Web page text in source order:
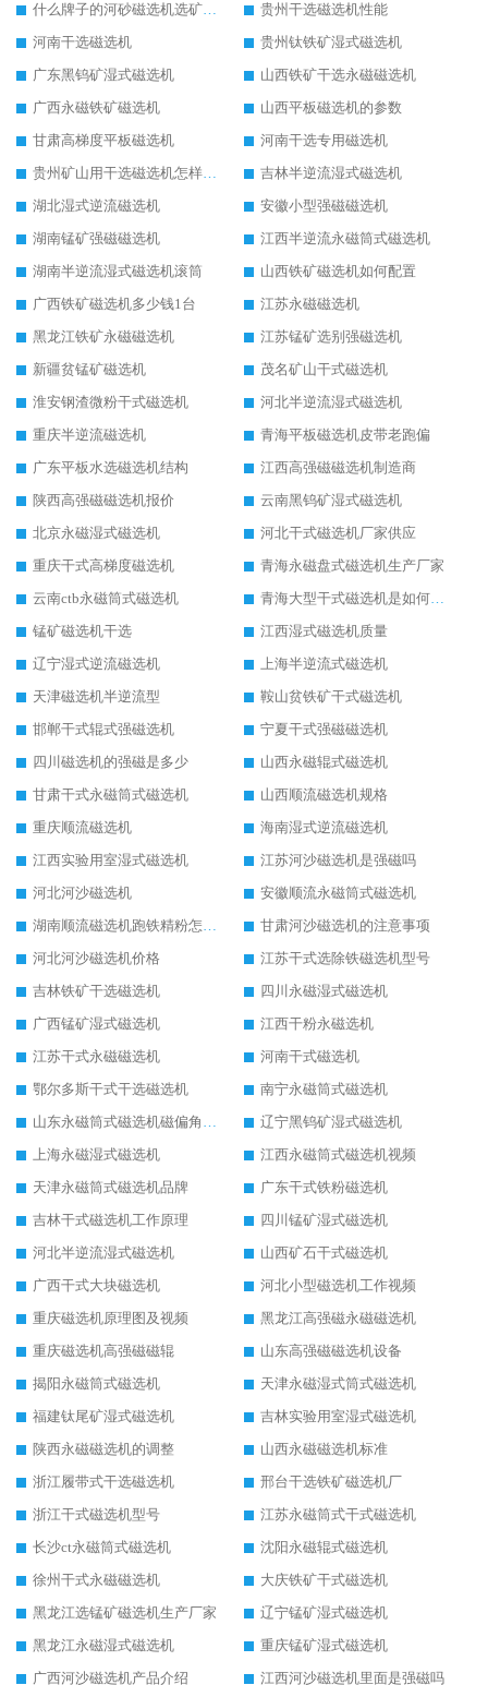
什么牌子的河砂磁选机选矿效果好
贵州干选磁选机性能
河南干选磁选机
贵州钛铁矿湿式磁选机
广东黑钨矿湿式磁选机
山西铁矿干选永磁磁选机
广西永磁铁矿磁选机
山西平板磁选机的参数
甘肃高梯度平板磁选机
河南干选专用磁选机
贵州矿山用干选磁选机怎样调磁
吉林半逆流湿式磁选机
湖北湿式逆流磁选机
安徽小型强磁磁选机
湖南锰矿强磁磁选机
江西半逆流永磁筒式磁选机
湖南半逆流湿式磁选机滚筒
山西铁矿磁选机如何配置
广西铁矿磁选机多少钱1台
江苏永磁磁选机
黑龙江铁矿永磁磁选机
江苏锰矿选别强磁选机
新疆贫锰矿磁选机
茂名矿山干式磁选机
淮安钢渣微粉干式磁选机
河北半逆流湿式磁选机
重庆半逆流磁选机
青海平板磁选机皮带老跑偏
广东平板水选磁选机结构
江西高强磁磁选机制造商
陕西高强磁磁选机报价
云南黑钨矿湿式磁选机
北京永磁湿式磁选机
河北干式磁选机厂家供应
重庆干式高梯度磁选机
青海永磁盘式磁选机生产厂家
云南ctb永磁筒式磁选机
青海大型干式磁选机是如何选矿的
锰矿磁选机干选
江西湿式磁选机质量
辽宁湿式逆流磁选机
上海半逆流式磁选机
天津磁选机半逆流型
鞍山贫铁矿干式磁选机
邯郸干式辊式强磁选机
宁夏干式强磁磁选机
四川磁选机的强磁是多少
山西永磁辊式磁选机
甘肃干式永磁筒式磁选机
山西顺流磁选机规格
重庆顺流磁选机
海南湿式逆流磁选机
江西实验用室湿式磁选机
江苏河沙磁选机是强磁吗
河北河沙磁选机
安徽顺流永磁筒式磁选机
湖南顺流磁选机跑铁精粉怎么处理
甘肃河沙磁选机的注意事项
河北河沙磁选机价格
江苏干式选除铁磁选机型号
吉林铁矿干选磁选机
四川永磁湿式磁选机
广西锰矿湿式磁选机
江西干粉永磁选机
江苏干式永磁磁选机
河南干式磁选机
鄂尔多斯干式干选磁选机
南宁永磁筒式磁选机
山东永磁筒式磁选机磁偏角怎么调整
辽宁黑钨矿湿式磁选机
上海永磁湿式磁选机
江西永磁筒式磁选机视频
天津永磁筒式磁选机品牌
广东干式铁粉磁选机
吉林干式磁选机工作原理
四川锰矿湿式磁选机
河北半逆流湿式磁选机
山西矿石干式磁选机
广西干式大块磁选机
河北小型磁选机工作视频
重庆磁选机原理图及视频
黑龙江高强磁永磁磁选机
重庆磁选机高强磁磁辊
山东高强磁磁选机设备
揭阳永磁筒式磁选机
天津永磁湿式筒式磁选机
福建钛尾矿湿式磁选机
吉林实验用室湿式磁选机
陕西永磁磁选机的调整
山西永磁磁选机标准
浙江履带式干选磁选机
邢台干选铁矿磁选机厂
浙江干式磁选机型号
江苏永磁筒式干式磁选机
长沙ct永磁筒式磁选机
沈阳永磁辊式磁选机
徐州干式永磁磁选机
大庆铁矿干式磁选机
黑龙江选锰矿磁选机生产厂家
辽宁锰矿湿式磁选机
黑龙江永磁湿式磁选机
重庆锰矿湿式磁选机
广西河沙磁选机产品介绍
江西河沙磁选机里面是强磁吗